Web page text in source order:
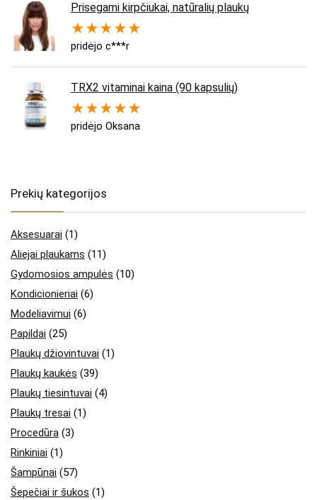
Prisegami kirpčiukai, natūralių plaukų
★★★★★
pridėjo c***r
TRX2 vitaminai kaina (90 kapsulių)
★★★★★
pridėjo Oksana
Prekių kategorijos
Aksesuarai (1)
Aliejai plaukams (11)
Gydomosios ampulės (10)
Kondicionieriai (6)
Modeliavimui (6)
Papildai (25)
Plaukų džiovintuvai (1)
Plaukų kaukės (39)
Plaukų tiesintuvai (4)
Plaukų tresai (1)
Procedūra (3)
Rinkiniai (1)
Šampūnai (57)
Šepečiai ir šukos (1)